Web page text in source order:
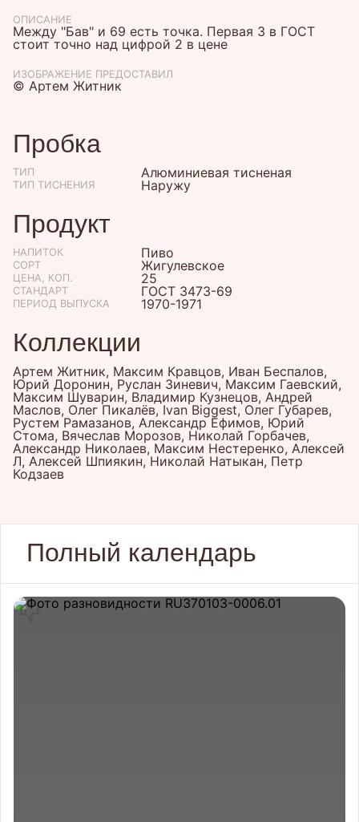
ОПИСАНИЕ
Между "Бав" и 69 есть точка. Первая 3 в ГОСТ
стоит точно над цифрой 2 в цене
ИЗОБРАЖЕНИЕ ПРЕДОСТАВИЛ
© Артем Житник
Пробка
ТИП Алюминиевая тисненая
ТИП ТИСНЕНИЯ Наружу
Продукт
НАПИТОК Пиво
СОРТ Жигулевское
ЦЕНА, КОП. 25
СТАНДАРТ ГОСТ 3473-69
ПЕРИОД ВЫПУСКА 1970-1971
Коллекции
Артем Житник, Максим Кравцов, Иван Беспалов,
Юрий Доронин, Руслан Зиневич, Максим Гаевский,
Максим Шуварин, Владимир Кузнецов, Андрей
Маслов, Олег Пикалёв, Ivan Biggest, Олег Губарев,
Рустем Рамазанов, Александр Ефимов, Юрий
Стома, Вячеслав Морозов, Николай Горбачев,
Александр Николаев, Максим Нестеренко, Алексей
Л, Алексей Шпиякин, Николай Натыкан, Петр
Кодзаев
Полный календарь